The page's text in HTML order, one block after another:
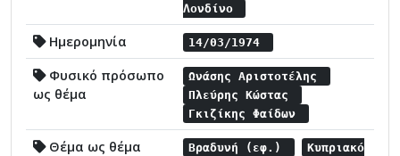
Λονδίνο
Ημερομηνία 14/03/1974
Φυσικό πρόσωπο
ως θέμα
Ωνάσης Αριστοτέλης
Πλεύρης Κώστας
Γκιζίκης Φαίδων
Θέμα ως θέμα Βραδυνή (εφ.)
Κυπριακό